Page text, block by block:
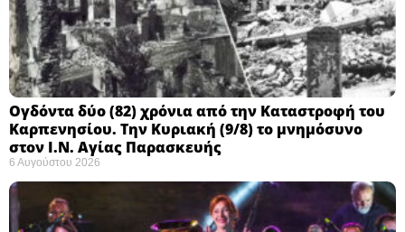
Ογδόντα δύο (82) χρόνια από την Καταστροφή του
Καρπενησίου. Την Κυριακή (9/8) το μνημόσυνο
στον Ι.Ν. Αγίας Παρασκευής
6 Αυγούστου 2026